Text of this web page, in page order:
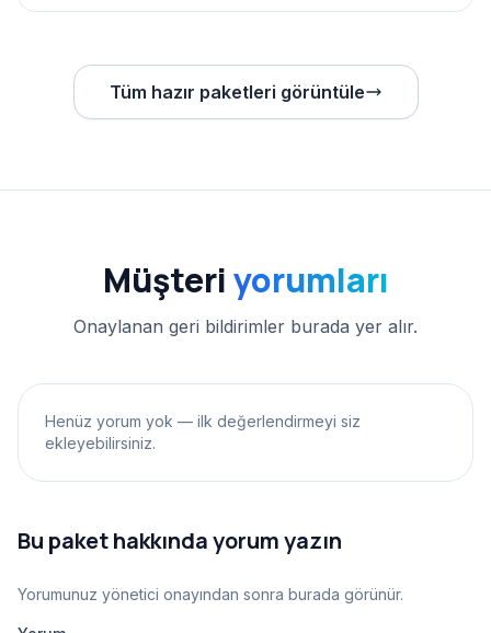
Tüm hazır paketleri görüntüle
Müşteriyorumları
Onaylanan geri bildirimler burada yer alır.
Henüz yorum yok — ilk değerlendirmeyi siz
ekleyebilirsiniz.
Bu paket hakkında yorum yazın
Yorumunuz yönetici onayından sonra burada görünür.